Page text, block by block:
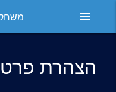
menu משחק
הצהרת